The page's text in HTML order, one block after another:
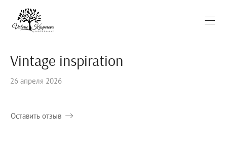
Vintage inspiration
26 апреля 2026
Оставить отзыв